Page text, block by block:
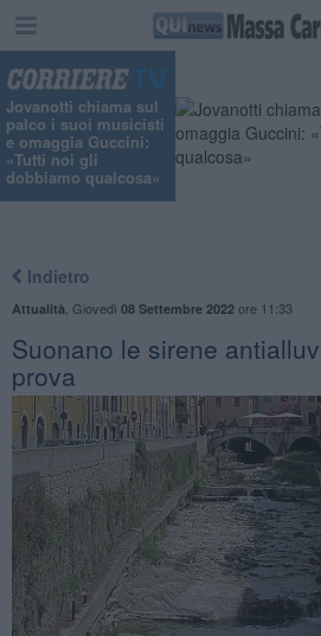
Jovanotti chiama sul
palco i suoi musicisti
e omaggia Guccini:
«Tutti noi gli
dobbiamo qualcosa»
Indietro
Attualità Giovedì 08 Settembre 2022ore 11:33
Suonano le sirene
prova